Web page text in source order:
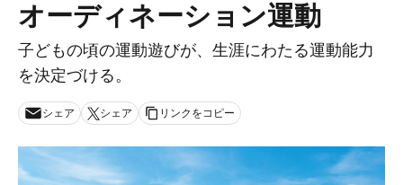
オーディネーション運動
子どもの頃の運動遊びが、生涯にわたる運動能力
を決定づける。
シェア シェア リンクをコピー